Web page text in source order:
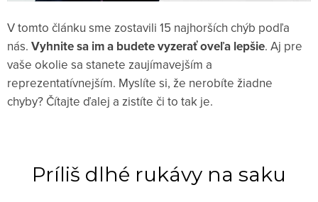
V tomto článku sme zostavili 15 najhorších chýb podľa
nás. Vyhnite sa im a budete vyzerať oveľa lepšie. Aj pre
vaše okolie sa stanete zaujímavejším a
reprezentatívnejším. Myslíte si, že nerobíte žiadne
chyby? Čítajte ďalej a zistíte či to tak je.
Príliš dlhé rukávy na saku